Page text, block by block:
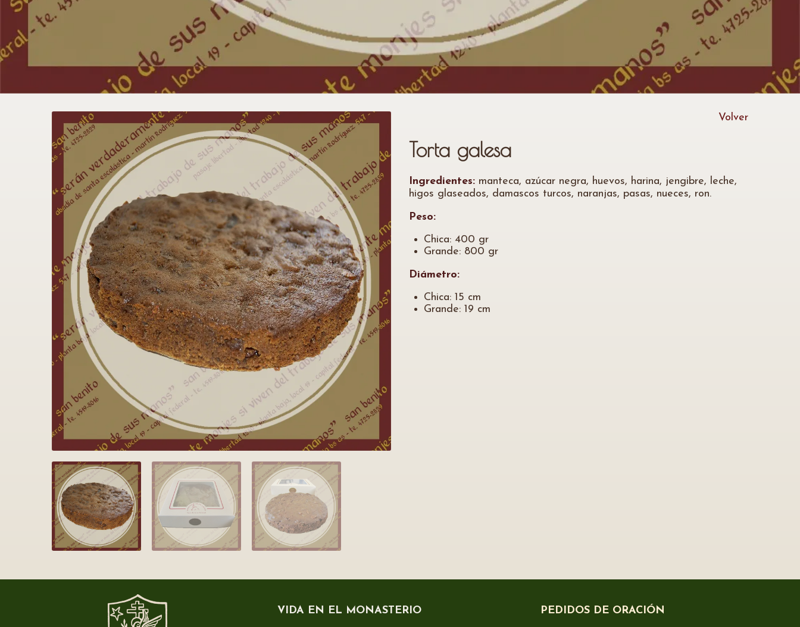
Volver
Torta galesa
Ingredientes: manteca, azúcar negra, huevos, harina, jengibre, leche,
higos glaseados, damascos turcos, naranjas, pasas, nueces, ron.
Peso:
Chica: 400 gr
Grande: 800 gr
Diámetro:
Chica: 15 cm
Grande: 19 cm
VIDA EN EL MONASTERIO PEDIDOS DE ORACIÓN